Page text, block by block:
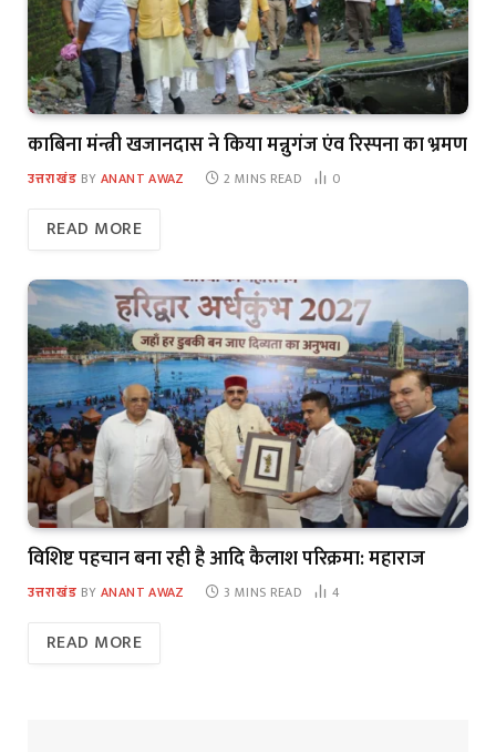
काबिना मंन्त्री खजानदास ने किया मन्नुगंज एंव रिस्पना का भ्रमण
उत्तराखंड BY ANANT AWAZ 2 MINS READ 0
READ MORE
विशिष्ट पहचान बना रही है आदि कैलाश परिक्रमा: महाराज
उत्तराखंड BY ANANT AWAZ 3 MINS READ 4
READ MORE